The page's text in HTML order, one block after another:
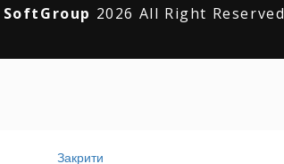
SoftGroup 2026 All Right Reserved
Закрити